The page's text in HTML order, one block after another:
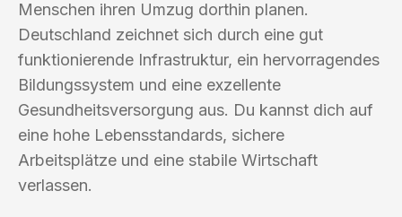
Menschen ihren Umzug dorthin planen.
Deutschland zeichnet sich durch eine gut
funktionierende Infrastruktur, ein hervorragendes
Bildungssystem und eine exzellente
Gesundheitsversorgung aus. Du kannst dich auf
eine hohe Lebensstandards, sichere
Arbeitsplätze und eine stabile Wirtschaft
verlassen.